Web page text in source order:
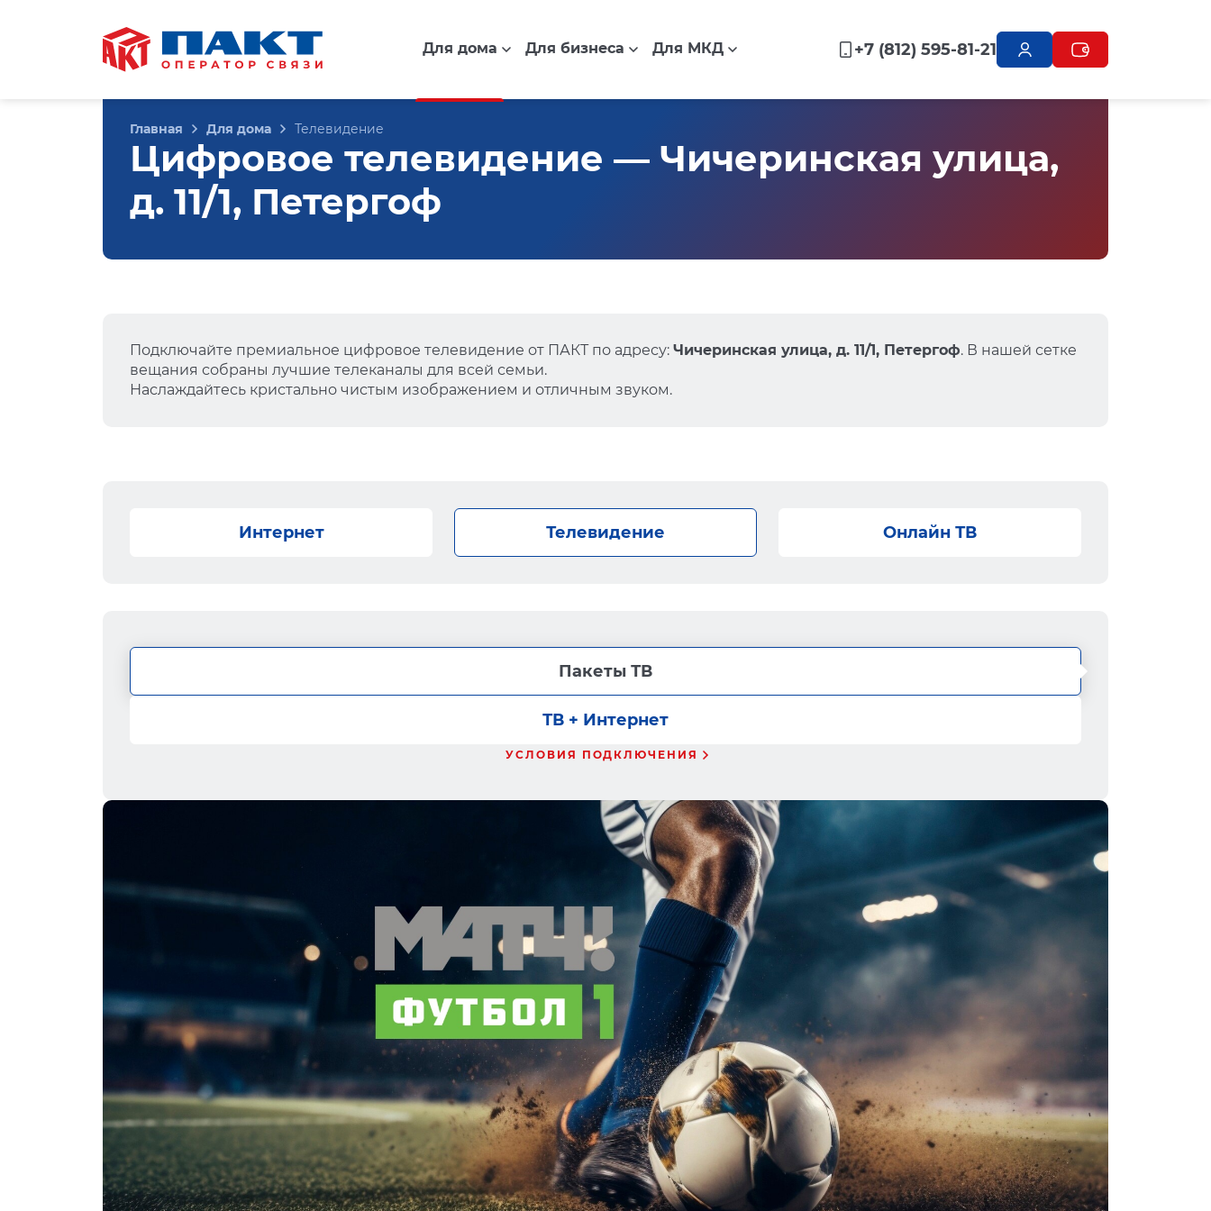
Для дома Для бизнеса Для МКД +7 (812) 595-81-21
Главная Для дома Телевидение
Цифровое телевидение — Чичеринская улица,
д. 11/1, Петергоф
Подключайте премиальное цифровое телевидение от ПАКТ по адресу: Чичеринская улица, д. 11/1, Петергоф. В нашей сетке
вещания собраны лучшие телеканалы для всей семьи.
Наслаждайтесь кристально чистым изображением и отличным звуком.
Интернет Телевидение Онлайн ТВ
Пакеты ТВ
ТВ + Интернет
УСЛОВИЯ ПОДКЛЮЧЕНИЯ